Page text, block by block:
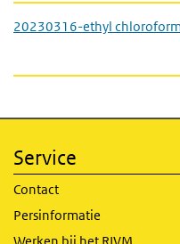
20230316-ethyl
Service
Contact
Persinformatie